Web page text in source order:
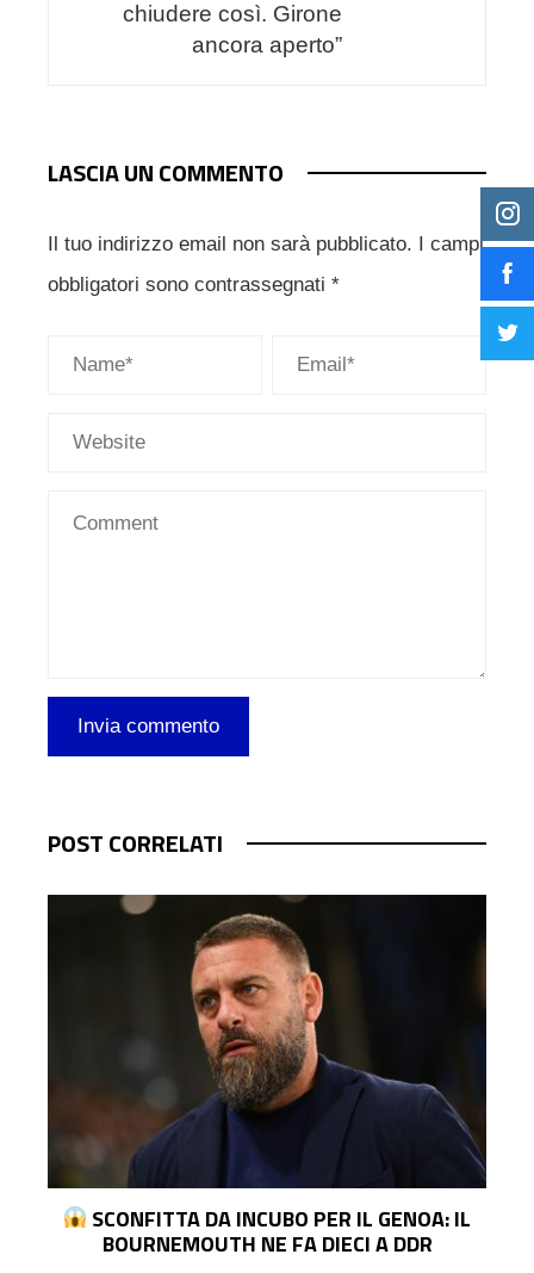
chiudere così. Girone
ancora aperto”
LASCIA UN COMMENTO
Il tuo indirizzo email non sarà pubblicato.
I campi
obbligatori sono contrassegnati *
POST CORRELATI
SCONFITTA DA INCUBO PER IL GENOA: IL
BOURNEMOUTH NE FA DIECI A DDR